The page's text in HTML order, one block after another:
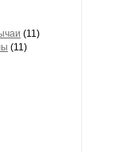
(11)
(11)